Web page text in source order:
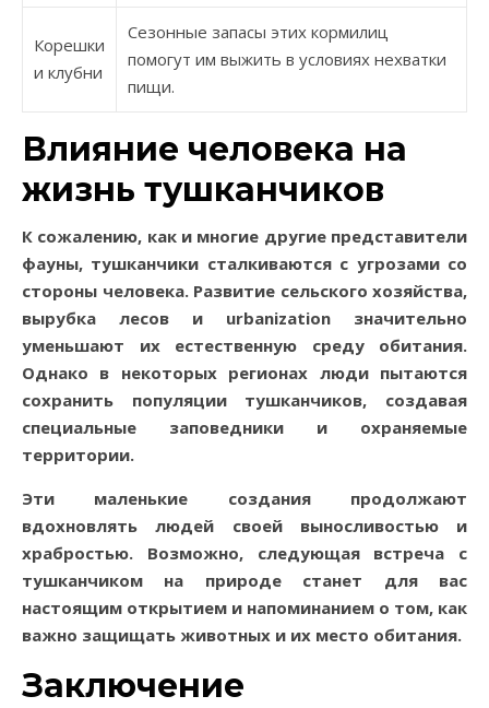
Корешки
и клубни
Сезонные запасы этих кормилиц
помогут им выжить в условиях нехватки
пищи.
Влияние человека на
жизнь тушканчиков
К сожалению, как и многие другие представители
фауны, тушканчики сталкиваются с угрозами со
стороны человека. Развитие сельского хозяйства,
вырубка лесов и urbanization значительно
уменьшают их естественную среду обитания.
Однако в некоторых регионах люди пытаются
сохранить популяции тушканчиков, создавая
специальные заповедники и охраняемые
территории.
Эти маленькие создания продолжают
вдохновлять людей своей выносливостью и
храбростью. Возможно, следующая встреча с
тушканчиком на природе станет для вас
настоящим открытием и напоминанием о том, как
важно защищать животных и их место обитания.
Заключение